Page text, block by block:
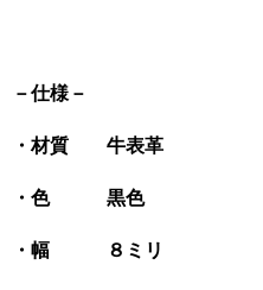
－仕様－
・材質 牛表革
・色 黒色
・幅 ８ミリ